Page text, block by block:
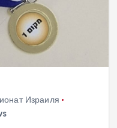
Израиля